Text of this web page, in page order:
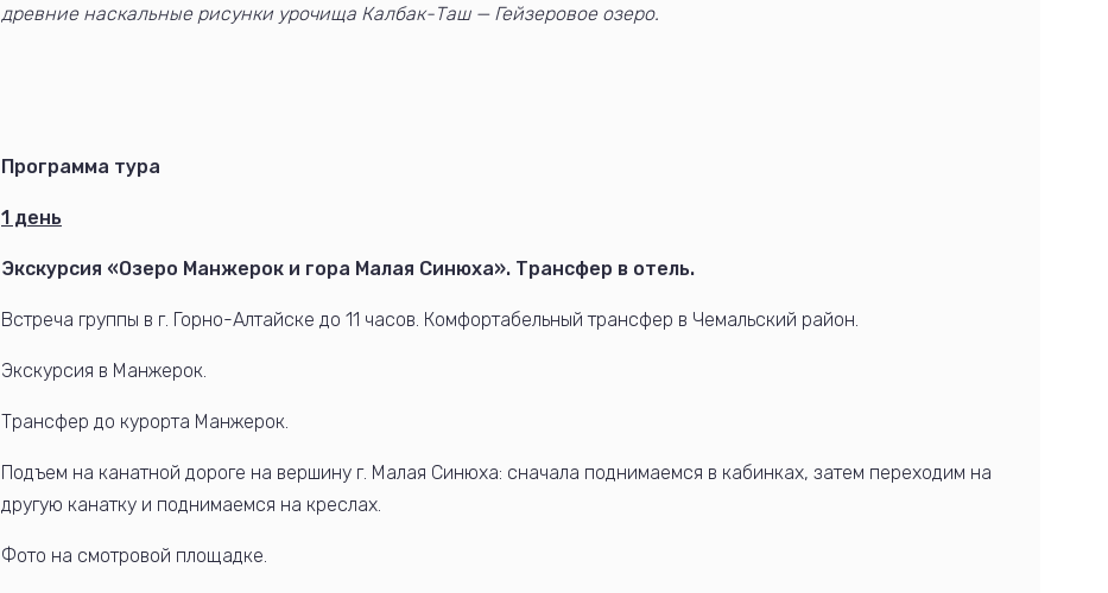
древние наскальные рисунки урочища Калбак-Таш — Гейзеровое озеро.
Программа тура
1 день
Экскурсия «Озеро Манжерок и гора Малая Синюха». Трансфер в отель.
Встреча группы в г. Горно-Алтайске до 11 часов. Комфортабельный трансфер в Чемальский район.
Экскурсия в Манжерок.
Трансфер до курорта Манжерок.
Подъем на канатной дороге на вершину г. Малая Синюха: сначала поднимаемся в кабинках, затем переходим на
другую канатку и поднимаемся на креслах.
Фото на смотровой площадке.